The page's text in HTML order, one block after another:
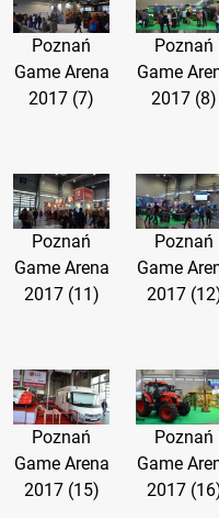
Poznań
Game Arena
2017 (7)
Poznań
Game
2017 (8)
Poznań
Game Arena
2017 (11)
Poznań
Game
2017
Poznań
Game Arena
2017 (15)
Poznań
Game
2017